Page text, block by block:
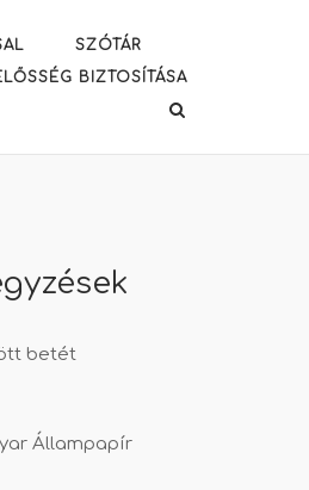
SZÓTÁR
BIZTOSÍTÁSA
betét
Állampapír